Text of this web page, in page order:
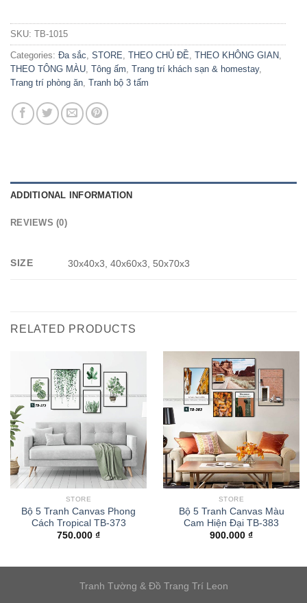
SKU: TB-1015
Categories: Đa sắc, STORE, THEO CHỦ ĐỀ, THEO KHÔNG GIAN,
THEO TÔNG MÀU, Tông ấm, Trang trí khách sạn & homestay,
Trang trí phòng ăn, Tranh bộ 3 tấm
ADDITIONAL INFORMATION
REVIEWS (0)
SIZE 30x40x3, 40x60x3, 50x70x3
RELATED PRODUCTS
STORE
Bộ 5 Tranh Canvas Phong
Cách Tropical TB-373
750.000 ₫
STORE
Bộ 5 Tranh Canvas Màu
Cam Hiện Đại TB-383
900.000 ₫
Tranh Tường & Đồ Trang Trí Leon